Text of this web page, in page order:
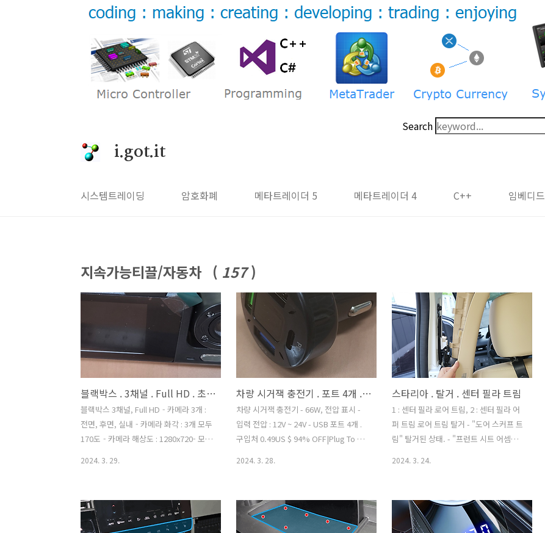
Search
i.got.it
시스템트레이딩 암호화폐 메타트레이더 5 메타트레이더 4 C++ 임베디드
지속가능티끌/자동차 ( 157)
블랙박스 . 3채널 . Full HD . 초 저가
블랙박스 3채널, Full HD - 카메라 3개 :
전면, 후면, 실내 - 카메라 화각 : 3개 모두
170도 - 카메라 해상도 : 1280x720- 모션
350g 구입처 옵션 : 카메라 3개 +
32G 메모리 18,000원. - WiFi 지원 안
됨. 5971.0₩ 85% OFF|IR 야간 투시경
2024. 3. 29.
차량 시거잭 충전기 . 포트 4개 . 66W . 전압 표시
차량 시거잭 충전기 - 66W, 전압 표시 -
입력 전압 : 12V ~ 24V - USB 포트 4개 .
구입처 0.49US $ 94% OFF|Plug To Car
Better Living! Aliexpress.com
www.aliexpress.com 포트에 용량 기
록되어 있어 식별 용이. 차량 장착 야간.
2024. 3. 28.
스타리아 . 탈거 . 센터 필라 트림
1 : 센터 필라 로어 트림, 2 : 센터 필라 어
퍼 트림 로어 트림 탈거 - "도어 스커프 트
림" 탈거된 상태. - "프런트 시트 어셈블
의 붉은색 원형 부분 , 운전석 어퍼 트림에
도 동일 위치에 있음. 리무버 로 캡 빼낸
모습 속에 볼트 있다. (표면에서 깊이 약 3
2024. 3. 24.